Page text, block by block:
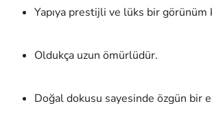
Yapıya prestijli ve lüks bir görünüm
Oldukça uzun ömürlüdür.
Doğal dokusu sayesinde özgün bir